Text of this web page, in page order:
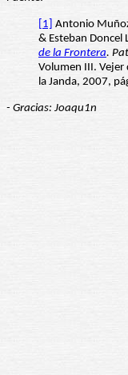
[1] Antonio
& Esteban Doncel
de la Frontera.
Volumen III. Vejer
la Janda, 2007,
- Gracias: Joaqu1n